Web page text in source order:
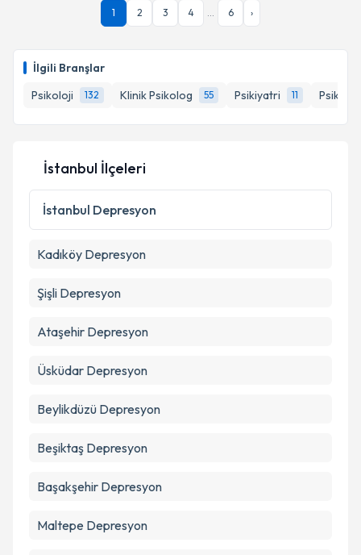
İlgili Branşlar
Psikoloji
132 Klinik Psikolog 55 Psikiyatri 11
1 2 3 4 ... 6 ›
İstanbul İlçeleri
İstanbul Depresyon
Kadıköy Depresyon
Şişli Depresyon
Ataşehir Depresyon
Üsküdar Depresyon
Beylikdüzü Depresyon
Beşiktaş Depresyon
Başakşehir Depresyon
Maltepe Depresyon